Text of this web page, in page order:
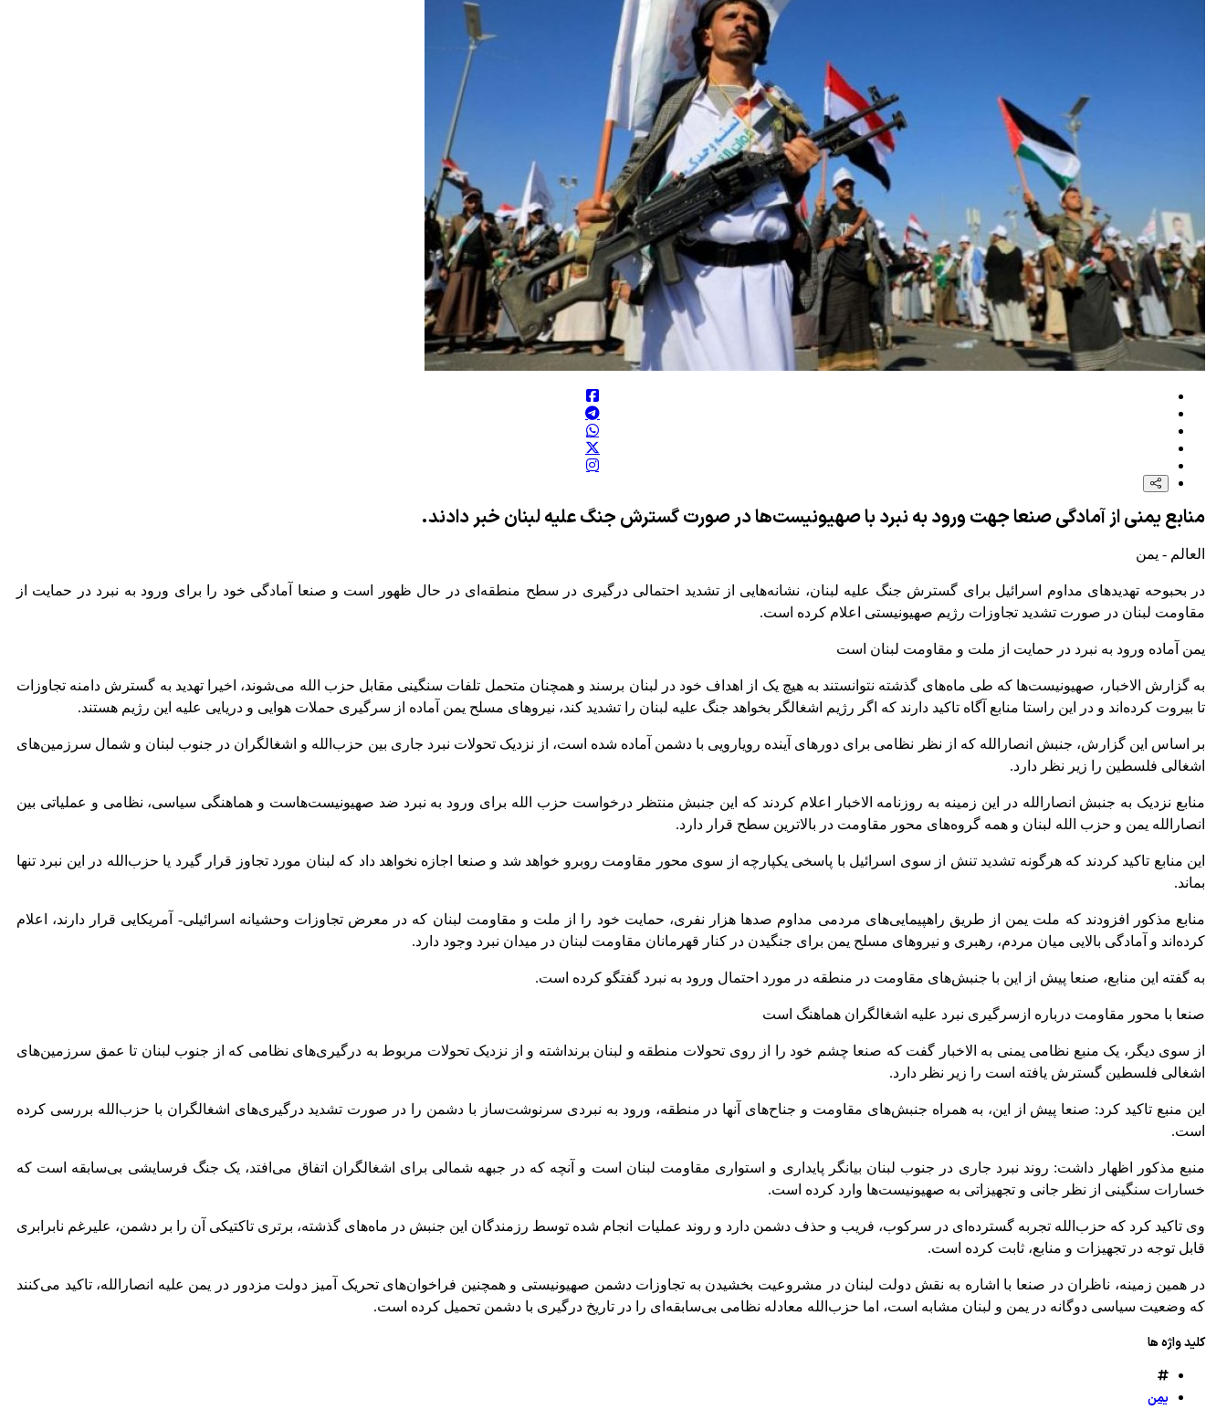
سی‌ان‌ان: ترامپ با جنگ علیه ایران، برتری سنتی جمهوری‌خواهان در امنیت ملی را از بین برد
فیدان: ایران هدف پیمان دفاعی مکه نیست/مصر به جمع ترکیه، عربستان و پاکستان می پیوندد
منابع یمنی از آمادگی صنعا جهت ورود به نبرد با صهیونیست‌ها در صورت گسترش جنگ علیه لبنان خبر دادند.
العالم - یمن
در بحبوحه تهدیدهای مداوم اسرائیل برای گسترش جنگ علیه لبنان، نشانه‌هایی از تشدید احتمالی درگیری در سطح منطقه‌ای در حال ظهور است و صنعا آمادگی خود را برای ورود به نبرد در حمایت از
مقاومت لبنان در صورت تشدید تجاوزات رژیم صهیونیستی اعلام کرده است.
یمن آماده ورود به نبرد در حمایت از ملت و مقاومت لبنان است
به گزارش الاخبار، صهیونیست‌ها که طی ماه‌های گذشته نتوانستند به هیچ یک از اهداف خود در لبنان برسند و همچنان متحمل تلفات سنگینی مقابل حزب الله می‌شوند، اخیرا تهدید به گسترش دامنه تجاوزات
تا بیروت کرده‌اند و در این راستا منابع آگاه تاکید دارند که اگر رژیم اشغالگر بخواهد جنگ علیه لبنان را تشدید کند، نیروهای مسلح یمن آماده از سرگیری حملات هوایی و دریایی علیه این رژیم هستند.
بر اساس این گزارش، جنبش انصارالله که از نظر نظامی برای دورهای آینده رویارویی با دشمن آماده شده است، از نزدیک تحولات نبرد جاری بین حزب‌الله و اشغالگران در جنوب لبنان و شمال سرزمین‌های
اشغالی فلسطین را زیر نظر دارد.
منابع نزدیک به جنبش انصارالله در این زمینه به روزنامه الاخبار اعلام کردند که این جنبش منتظر درخواست حزب الله برای ورود به نبرد ضد صهیونیست‌هاست و هماهنگی سیاسی، نظامی و عملیاتی بین
انصارالله یمن و حزب الله لبنان و همه گروه‌های محور مقاومت در بالاترین سطح قرار دارد.
این منابع تاکید کردند که هرگونه تشدید تنش از سوی اسرائیل با پاسخی یکپارچه از سوی محور مقاومت روبرو خواهد شد و صنعا اجازه نخواهد داد که لبنان مورد تجاوز قرار گیرد یا حزب‌الله در این نبرد تنها
بماند.
منابع مذکور افزودند که ملت یمن از طریق راهپیمایی‌های مردمی مداوم صدها هزار نفری، حمایت خود را از ملت و مقاومت لبنان که در معرض تجاوزات وحشیانه اسرائیلی- آمریکایی قرار دارند، اعلام
کرده‌اند و آمادگی بالایی میان مردم، رهبری و نیروهای مسلح یمن برای جنگیدن در کنار قهرمانان مقاومت لبنان در میدان نبرد وجود دارد.
به گفته این منابع، صنعا پیش از این با جنبش‌های مقاومت در منطقه در مورد احتمال ورود به نبرد گفتگو کرده است.
صنعا با محور مقاومت درباره ازسرگیری نبرد علیه اشغالگران هماهنگ است
از سوی دیگر، یک منبع نظامی یمنی به الاخبار گفت که صنعا چشم خود را از روی تحولات منطقه و لبنان برنداشته و از نزدیک تحولات مربوط به درگیری‌های نظامی که از جنوب لبنان تا عمق سرزمین‌های
اشغالی فلسطین گسترش یافته است را زیر نظر دارد.
این منبع تاکید کرد: صنعا پیش از این، به همراه جنبش‌های مقاومت و جناح‌های آنها در منطقه، ورود به نبردی سرنوشت‌ساز با دشمن را در صورت تشدید درگیری‌های اشغالگران با حزب‌الله بررسی کرده
است.
منبع مذکور اظهار داشت: روند نبرد جاری در جنوب لبنان بیانگر پایداری و استواری مقاومت لبنان است و آنچه که در جبهه شمالی برای اشغالگران اتفاق می‌افتد، یک جنگ فرسایشی بی‌سابقه است که
خسارات سنگینی از نظر جانی و تجهیزاتی به صهیونیست‌ها وارد کرده است.
وی تاکید کرد که حزب‌الله تجربه گسترده‌ای در سرکوب، فریب و حذف دشمن دارد و روند عملیات انجام شده توسط رزمندگان این جنبش در ماه‌های گذشته، برتری تاکتیکی آن را بر دشمن، علیرغم نابرابری
قابل توجه در تجهیزات و منابع، ثابت کرده است.
در همین زمینه، ناظران در صنعا با اشاره به نقش دولت لبنان در مشروعیت بخشیدن به تجاوزات دشمن صهیونیستی و همچنین فراخوان‌های تحریک آمیز دولت مزدور در یمن علیه انصارالله، تاکید می‌کنند
که وضعیت سیاسی دوگانه در یمن و لبنان مشابه است، اما حزب‌الله معادله نظامی بی‌سابقه‌ای را در تاریخ درگیری با دشمن تحمیل کرده است.
کلید واژه ها
یمن